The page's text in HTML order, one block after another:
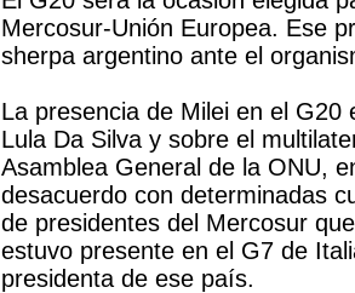
Mercosur-Unión Europea. Ese
sherpa argentino ante el
La presencia de Milei en el
Lula Da Silva y sobre el
Asamblea General de la ONU,
desacuerdo con determinadas
de presidentes del Mercosur
estuvo presente en el G7 de
presidenta de ese país.